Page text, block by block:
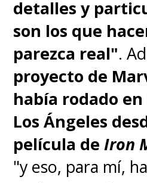
detalles y
son los que
parezca real".
proyecto de
había rodado
Los Ángeles
película deIron
"y eso, para mí,